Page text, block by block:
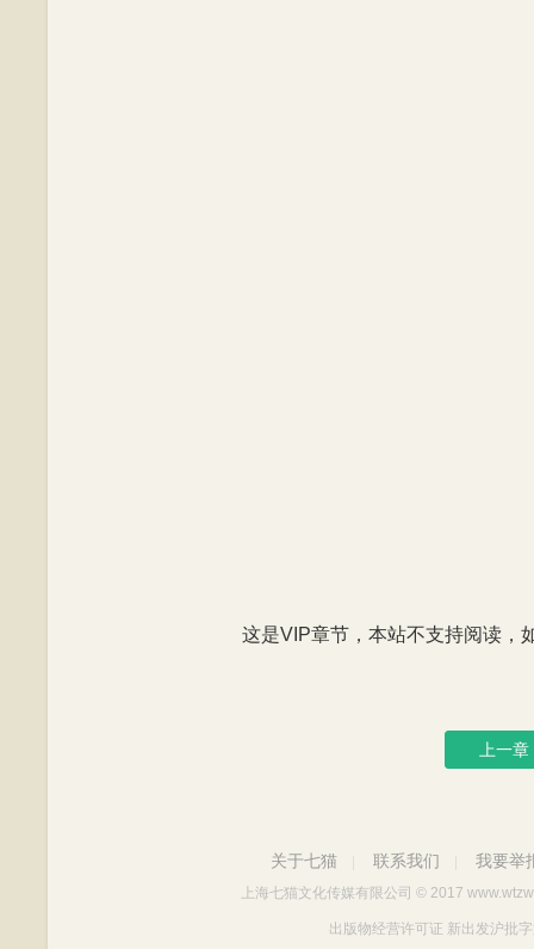
这是VIP章节，本站不支持阅读，
上一章
关于七猫 联系我们 我要举
上海七猫文化传媒有限公司 © 2017
出版物经营许可证 新出发沪批